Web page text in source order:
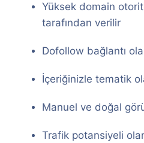
Yüksek domain
tarafından verilir
Dofollow bağlantı
İçeriğinizle tematik
Manuel ve doğal
Trafik potansiyeli